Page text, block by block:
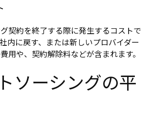
契約を終了する際に発生するコストで
内に戻す、または新しいプロバイダー
用や、契約解除料などが含まれます。
ソーシングの平